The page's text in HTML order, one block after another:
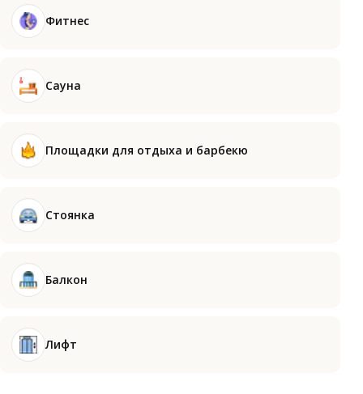
Фитнес
Сауна
Площадки для отдыха и барбекю
Стоянка
Балкон
Лифт